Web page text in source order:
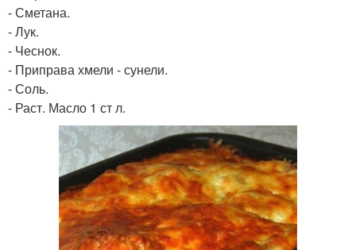
- Сметана.
- Лук.
- Чеснок.
- Приправа хмели - сунели.
- Соль.
- Раст. Масло 1 ст л.